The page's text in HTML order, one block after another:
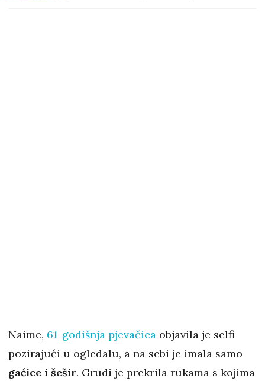
Naime, 61-godišnja pjevačica objavila je selfi
pozirajući u ogledalu, a na sebi je imala samo
gaćice i šešir. Grudi je prekrila rukama s kojima